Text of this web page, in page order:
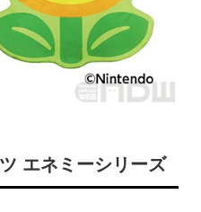
エネミーシリーズ